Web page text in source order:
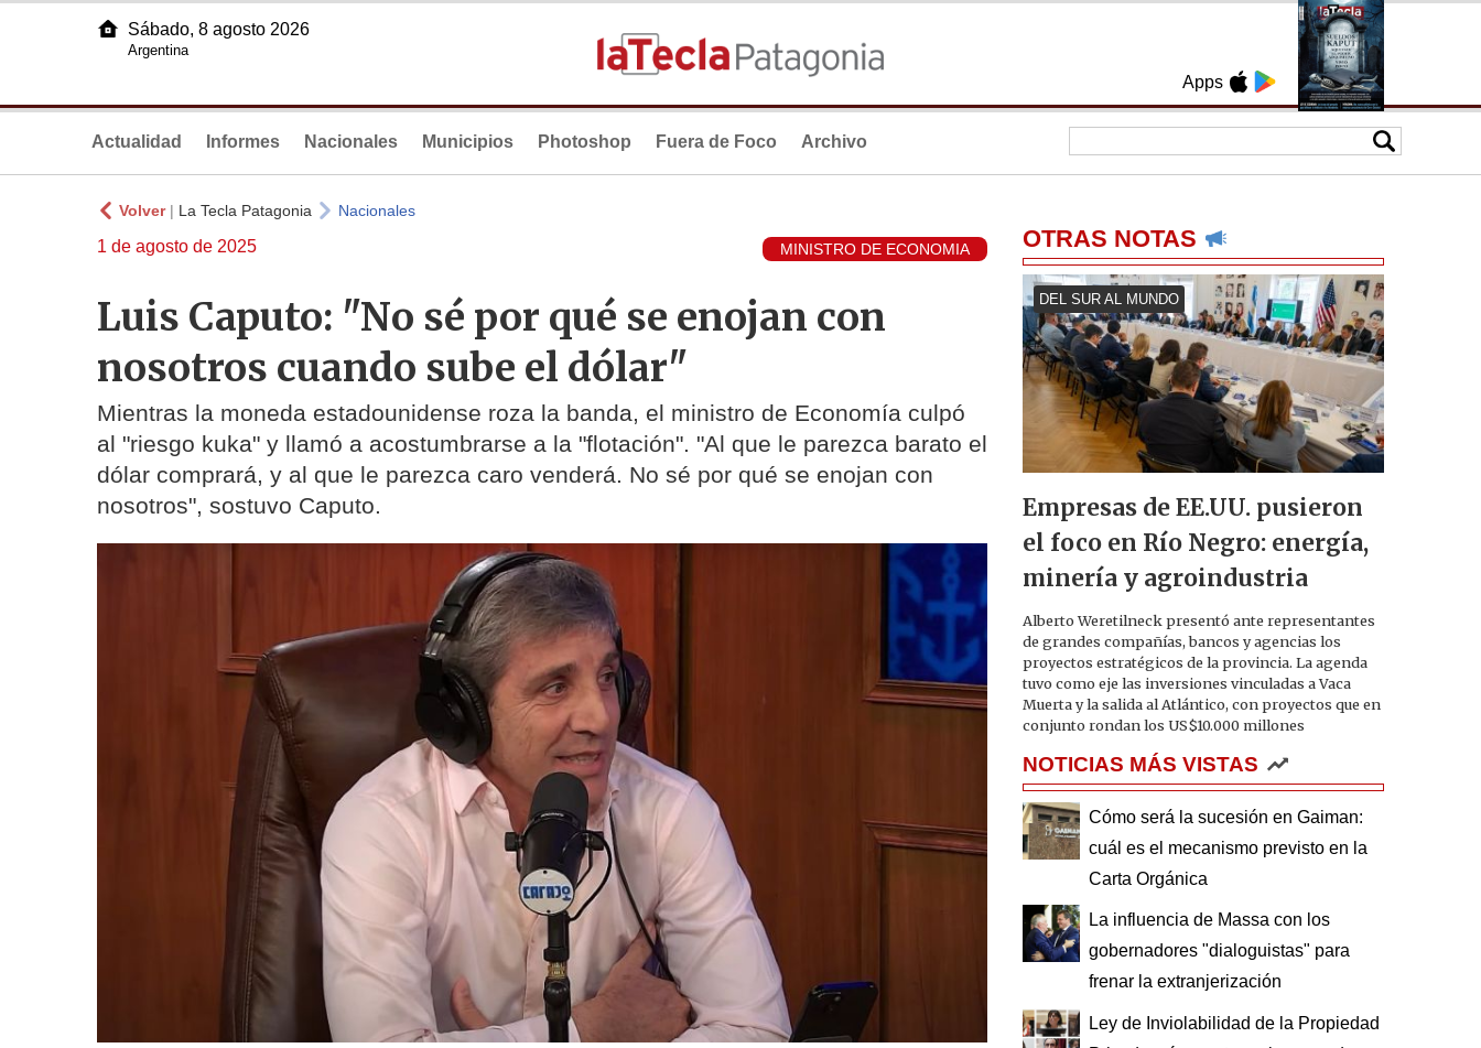
Apps
Sábado, 8 agosto 2026
Argentina
Actualidad Informes Nacionales Municipios Photoshop Fuera de Foco Archivo
Volver| La Tecla Patagonia Nacionales
1 de agosto de 2025 MINISTRO DE ECONOMIA
Luis Caputo: "No sé por qué se enojan con
nosotros cuando sube el dólar"
Mientras la moneda estadounidense roza la banda, el ministro de Economía culpó
al "riesgo kuka" y llamó a acostumbrarse a la "flotación". "Al que le parezca barato el
dólar comprará, y al que le parezca caro venderá. No sé por qué se enojan con
nosotros", sostuvo Caputo.
OTRAS NOTAS
DEL SUR AL MUNDO
Empresas de EE.UU. pusieron
el foco en Río Negro: energía,
minería y agroindustria
Alberto Weretilneck presentó ante representantes
de grandes compañías, bancos y agencias los
proyectos estratégicos de la provincia. La agenda
tuvo como eje las inversiones vinculadas a Vaca
Muerta y la salida al Atlántico, con proyectos que en
conjunto rondan los US$10.000 millones
NOTICIAS MÁS VISTAS
Cómo será la sucesión en Gaiman:
cuál es el mecanismo previsto en la
Carta Orgánica
La influencia de Massa con los
gobernadores "dialoguistas" para
frenar la extranjerización
Ley de Inviolabilidad de la Propiedad